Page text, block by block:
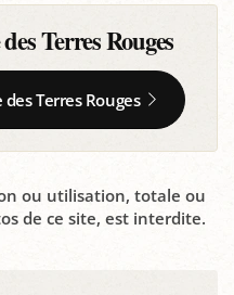
Terres Rouges
Terres Rouges
ou utilisation, totale ou
de ce site, est interdite.